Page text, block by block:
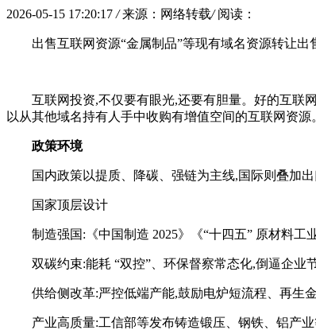
2026-05-15 17:20:17 / 来源：网络转载/ 阅读：
出售互联网资源“金属制品”等现有域名资源转让出
互联网投资,不仅要有眼光,还要有胆量。好的互联
以从其他域名持有人手中收购有增值空间的互联网资源
政策环境
国内政策以提质、降碳、强链为主线,国际则叠加出
国家顶层设计
制造强国:《中国制造 2025》《“十四五” 原材料工
双碳约束:能耗 “双控”、环保督察常态化,倒逼企业
供给侧改革:严控低端产能,鼓励电炉短流程、再生
产业高质量:工信部等发布铸造锻压、钢铁、铝产